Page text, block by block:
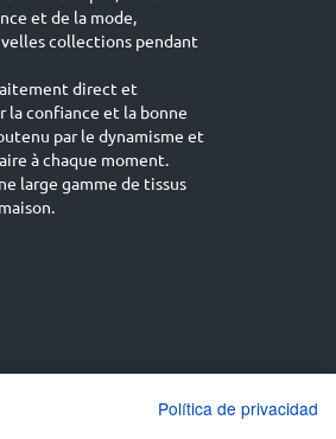
et de la mode,
collections pendant
direct et
la confiance et la bonne
par le dynamisme et
à chaque moment.
large gamme de tissus
English (UK)
Política de privacidad